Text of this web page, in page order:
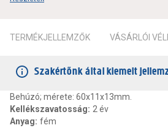
TERMÉKJELLEMZŐK VÁSÁRLÓI
Szakértőnk által kiemelt
Behúzó; mérete: 60x11x13mm.
Kellékszavatosság: 2 év
Anyag: fém